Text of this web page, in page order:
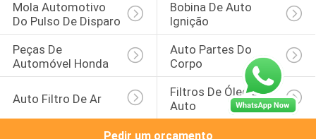
Mola Automotivo
Do Pulso De Disparo
Bobina De Auto
Ignição
Peças De
Automóvel Honda
Auto Partes Do
Corpo
Auto Filtro De Ar
Filtros De Óleo De
Auto
Pedir um orçamento